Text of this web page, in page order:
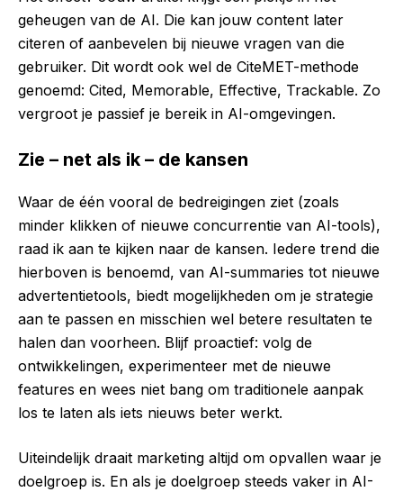
geheugen van de AI. Die kan jouw content later
citeren of aanbevelen bij nieuwe vragen van die
gebruiker. Dit wordt ook wel de CiteMET-methode
genoemd: Cited, Memorable, Effective, Trackable. Zo
vergroot je passief je bereik in AI-omgevingen.
Zie – net als ik – de kansen
Waar de één vooral de bedreigingen ziet (zoals
minder klikken of nieuwe concurrentie van AI-tools),
raad ik aan te kijken naar de kansen. Iedere trend die
hierboven is benoemd, van AI-summaries tot nieuwe
advertentietools, biedt mogelijkheden om je strategie
aan te passen en misschien wel betere resultaten te
halen dan voorheen. Blijf proactief: volg de
ontwikkelingen, experimenteer met de nieuwe
features en wees niet bang om traditionele aanpak
los te laten als iets nieuws beter werkt.
Uiteindelijk draait marketing altijd om opvallen waar je
doelgroep is. En als je doelgroep steeds vaker in AI-